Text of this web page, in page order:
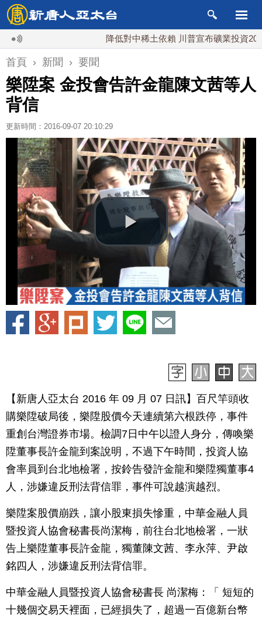
降低對中稀土依賴 川普宣布礦業投資20億美元
首頁 › 新聞 › 要聞
樂陞案 金投會告許金龍陳文茜等人
背信
更新時間：2016-09-07 20:10:29
【新唐人亞太台 2016 年 09 月 07 日訊】百尺竿頭收
購樂陞破局後，樂陞股價今天連續第六根跌停，事件
重創台灣證券市場。檢調7日中午以證人身分，傳喚樂
陞董事長許金龍到案說明，不過下午時間，投資人協
會率員到台北地檢署，按鈴告發許金龍和樂陞獨董事4
人，涉嫌違反刑法背信罪，事件可說越演越烈。
樂陞案股價崩跌，讓小股東損失慘重，中華金融人員
暨投資人協會秘書長尚潔梅，前往台北地檢署，一狀
告上樂陞董事長許金龍，獨董陳文茜、李永萍、尹啟
銘四人，涉嫌違反刑法背信罪。
中華金融人員暨投資人協會秘書長 尚潔梅：「 短短的
十幾個交易天裡面，已經損失了，超過一百億新台幣